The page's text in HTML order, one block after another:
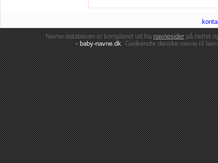
Navne-databasen er kompileret ud franavnesiderpå nettet
•baby-navne.dk: Godkendte danskenavne til børn